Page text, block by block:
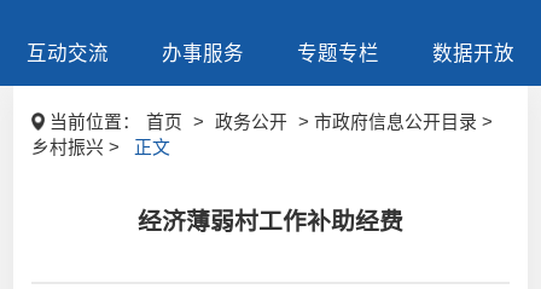
互动交流 办事服务 专题专栏 数据开放
当前位置： 首页 > 政务公开
> 市政府信息公开目录 >
乡村振兴 >
正文
经济薄弱村工作补助经费